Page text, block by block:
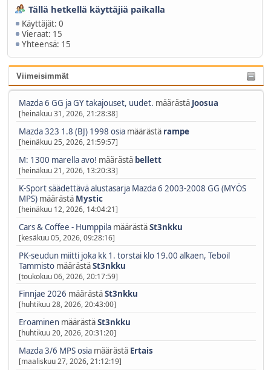
Tällä hetkellä käyttäjiä paikalla
Käyttäjät: 0
Vieraat: 15
Yhteensä: 15
Viimeisimmät
Mazda 6 GG ja GY takajouset, uudet. määrästä Joosua
[heinäkuu 31, 2026, 21:28:38]
Mazda 323 1.8 (BJ) 1998 osiamäärästä rampe
[heinäkuu 25, 2026, 21:59:57]
M: 1300 marella avo! määrästä bellett
[heinäkuu 21, 2026, 13:20:33]
K-Sport säädettävä alustasarja Mazda 6 2003-2008 GG (MYÖS
MPS)määrästä Mystic
[heinäkuu 12, 2026, 14:04:21]
Cars & Coffee - HumppilamäärästäSt3nkku
[kesäkuu 05, 2026, 09:28:16]
PK-seudun miitti joka kk 1. torstai klo 19.00 alkaen, Teboil
TammistomäärästäSt3nkku
[toukokuu 06, 2026, 20:17:59]
Finnjae 2026 määrästäSt3nkku
[huhtikuu 28, 2026, 20:43:00]
EroaminenmäärästäSt3nkku
[huhtikuu 20, 2026, 20:31:20]
Mazda 3/6 MPS osia määrästä Ertais
[maaliskuu 27, 2026, 21:12:19]